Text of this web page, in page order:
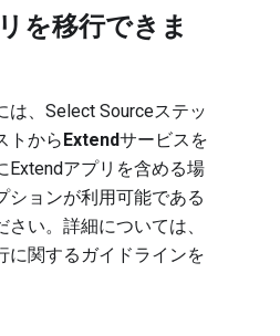
を移行できま
、 Select Sourceステッ
トからExtendサービスを
Extendアプリを含める場
ションが利用可能である
い。詳細については、
に関するガイドラインを